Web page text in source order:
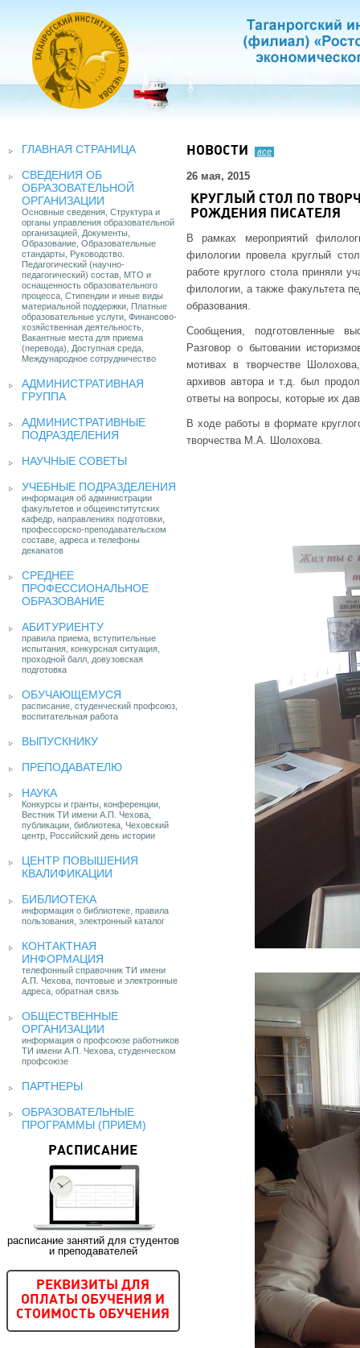
ГЛАВНАЯ СТРАНИЦА
СВЕДЕНИЯ ОБ
ОБРАЗОВАТЕЛЬНОЙ
ОРГАНИЗАЦИИ
Основные сведения, Структура и
органы управления образовательной
организацией, Документы,
Образование, Образовательные
стандарты, Руководство.
Педагогический (научно-
педагогический) состав, МТО и
оснащенность образовательного
процесса, Стипендии и иные виды
материальной поддержки, Платные
образовательные услуги, Финансово-
хозяйственная деятельность,
Вакантные места для приема
(перевода), Доступная среда,
Международное сотрудничество
АДМИНИСТРАТИВНАЯ
ГРУППА
АДМИНИСТРАТИВНЫЕ
ПОДРАЗДЕЛЕНИЯ
НАУЧНЫЕ СОВЕТЫ
УЧЕБНЫЕ ПОДРАЗДЕЛЕНИЯ
информация об администрации
факультетов и общеинститутских
кафедр, направлениях подготовки,
профессорско-преподавательском
составе, адреса и телефоны
деканатов
СРЕДНЕЕ
ПРОФЕССИОНАЛЬНОЕ
ОБРАЗОВАНИЕ
АБИТУРИЕНТУ
правила приема, вступительные
испытания, конкурсная ситуация,
проходной балл, довузовская
подготовка
ОБУЧАЮЩЕМУСЯ
расписание, студенческий профсоюз,
воспитательная работа
ВЫПУСКНИКУ
ПРЕПОДАВАТЕЛЮ
НАУКА
Конкурсы и гранты, конференции,
Вестник ТИ имени А.П. Чехова,
публикации, библиотека, Чеховский
центр, Российский день истории
ЦЕНТР ПОВЫШЕНИЯ
КВАЛИФИКАЦИИ
БИБЛИОТЕКА
информация о библиотеке, правила
пользования, электронный каталог
КОНТАКТНАЯ
ИНФОРМАЦИЯ
телефонный справочник ТИ имени
А.П. Чехова, почтовые и электронные
адреса, обратная связь
ОБЩЕСТВЕННЫЕ
ОРГАНИЗАЦИИ
информация о профсоюзе работников
ТИ имени А.П. Чехова, студенческом
профсоюзе
ПАРТНЕРЫ
ОБРАЗОВАТЕЛЬНЫЕ
ПРОГРАММЫ (ПРИЕМ)
РАСПИСАНИЕ
расписание занятий для студентов
и преподавателей
РЕКВИЗИТЫ ДЛЯ
ОПЛАТЫ ОБУЧЕНИЯ И
СТОИМОСТЬ ОБУЧЕНИЯ
НОВОСТИ все
26 мая, 2015
КРУГЛЫЙ СТОЛ ПО
РОЖДЕНИЯ ПИСАТЕЛЯ
В рамках мероприятий
филологии провела круглый
работе круглого стола приняли
филологии, а также факультета
образования.
Сообщения, подготовленные
Разговор о бытовании
мотивах в творчестве
архивов автора и т.д. был
ответы на вопросы, которые их
В ходе работы в формате
творчества М.А. Шолохова.